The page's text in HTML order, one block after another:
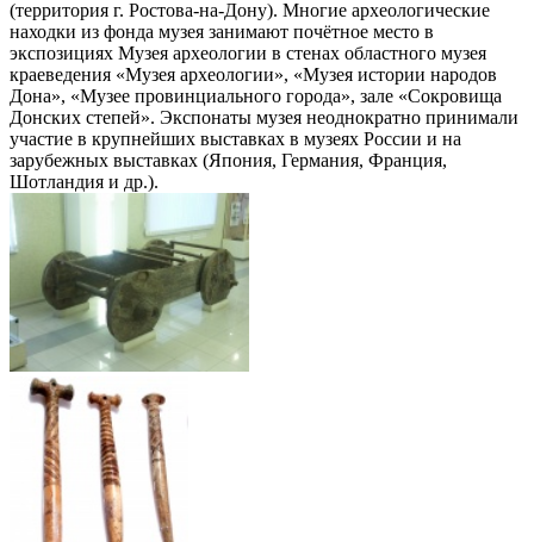
(территория г. Ростова-на-Дону). Многие археологические
находки из фонда музея занимают почётное место в
экспозициях Музея археологии в стенах областного музея
краеведения «Музея археологии», «Музея истории народов
Дона», «Музее провинциального города», зале «Сокровища
Донских степей». Экспонаты музея неоднократно принимали
участие в крупнейших выставках в музеях России и на
зарубежных выставках (Япония, Германия, Франция,
Шотландия и др.).